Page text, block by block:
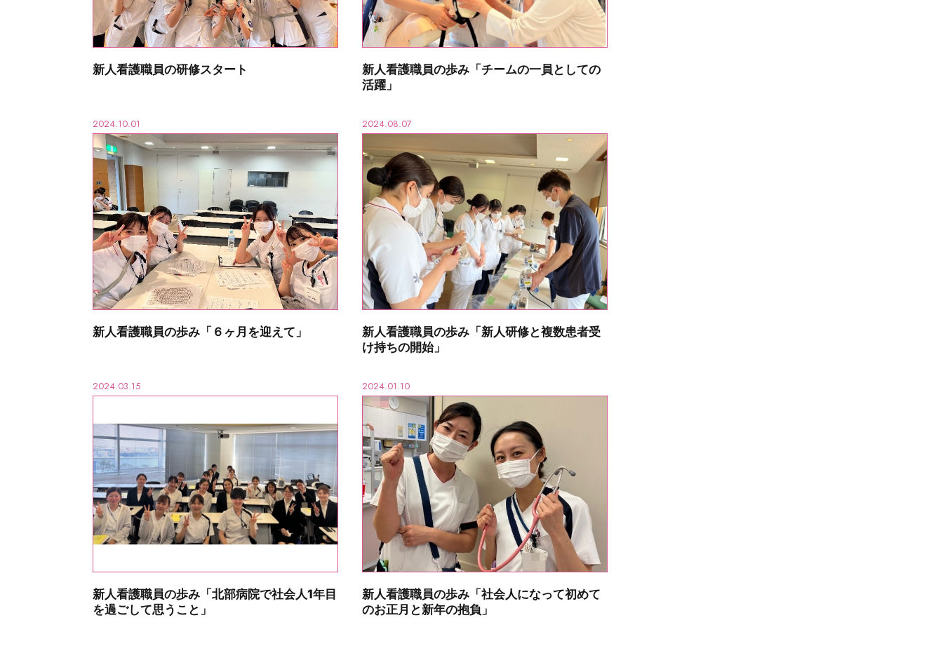
新人看護職員の研修スタート
新人看護職員の歩み「チームの一員としての
活躍」
2024.10.01
新人看護職員の歩み「６ヶ月を迎えて」
2024.08.07
新人看護職員の歩み「新人研修と複数患者受
け持ちの開始」
2024.03.15
新人看護職員の歩み「北部病院で社会人1年目
を過ごして思うこと」
2024.01.10
新人看護職員の歩み「社会人になって初めて
のお正月と新年の抱負」